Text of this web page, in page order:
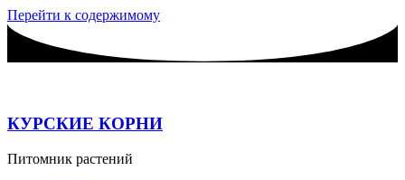
Перейти к содержимому
КУРСКИЕ КОРНИ
Питомник растений